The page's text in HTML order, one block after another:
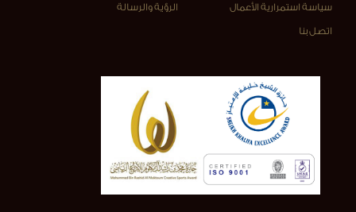
سياسة استمرارية الأعمال الرؤية والرسالة
اتصل بنا